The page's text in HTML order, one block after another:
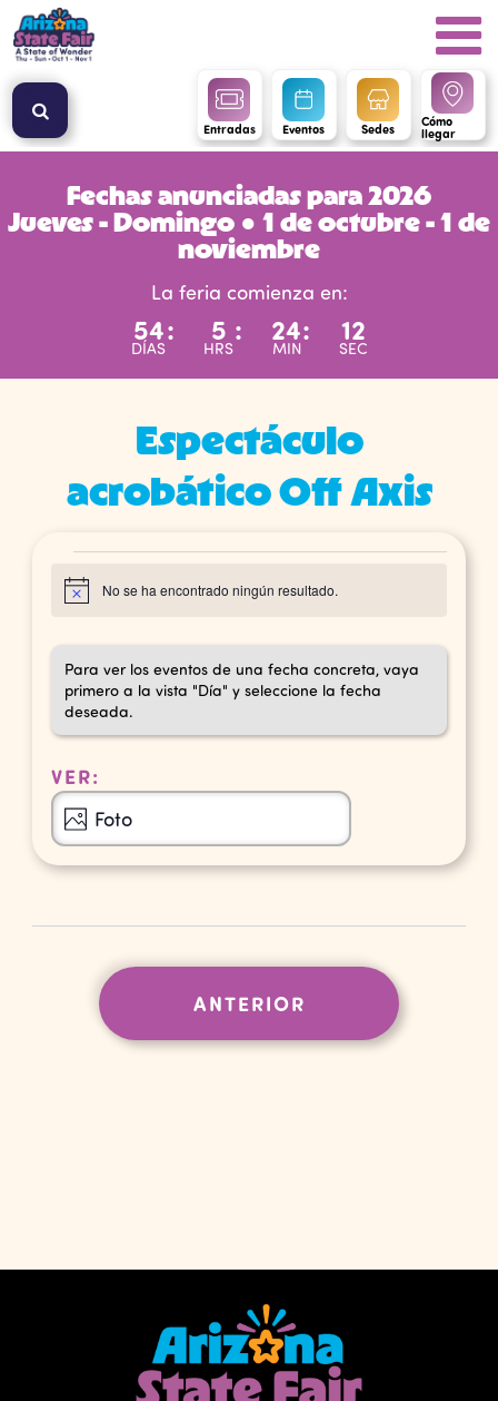
Entradas Eventos Sedes Cómo
llegar
Fechas anunciadas para 2026
Jueves - Domingo ● 1 de octubre - 1 de
noviembre
La feria comienza en:
54
DÍAS
: 5
HRS
: 24
MIN
: 12
SEC
Espectáculo
acrobático Off Axis
Eventos
Aviso
No se ha encontrado ningún resultado.
Para ver los eventos de una fecha concreta, vaya
primero a la vista "Día" y seleccione la fecha
deseada.
VER:
Navegación
de
Evento
Foto
ANTERIOR EVENTOS